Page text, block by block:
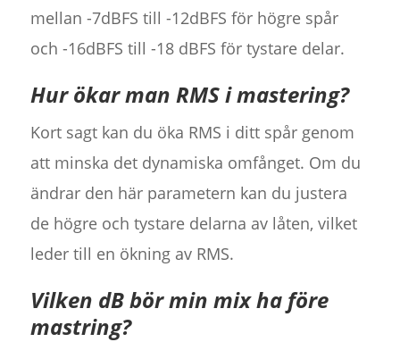
mellan -7dBFS till -12dBFS för högre spår
och -16dBFS till -18 dBFS för tystare delar.
Hur ökar man RMS i mastering?
Kort sagt kan du öka RMS i ditt spår genom
att minska det dynamiska omfånget. Om du
ändrar den här parametern kan du justera
de högre och tystare delarna av låten, vilket
leder till en ökning av RMS.
Vilken dB bör min mix ha före
mastring?